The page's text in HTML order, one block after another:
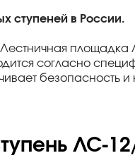
ступеней в России.
согласно
безопасность и
ЛС-